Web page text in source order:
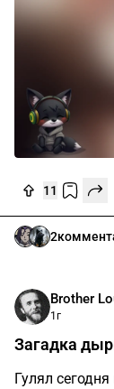
11
2
Brother
1г
Загадка
Гулял